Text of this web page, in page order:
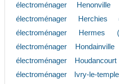
électroménager Henonville
électroménager Herchies
électroménager Hermes
électroménager
électroménager
électroménager Ivry-le-